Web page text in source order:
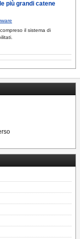
più grandi catene
il sistema di